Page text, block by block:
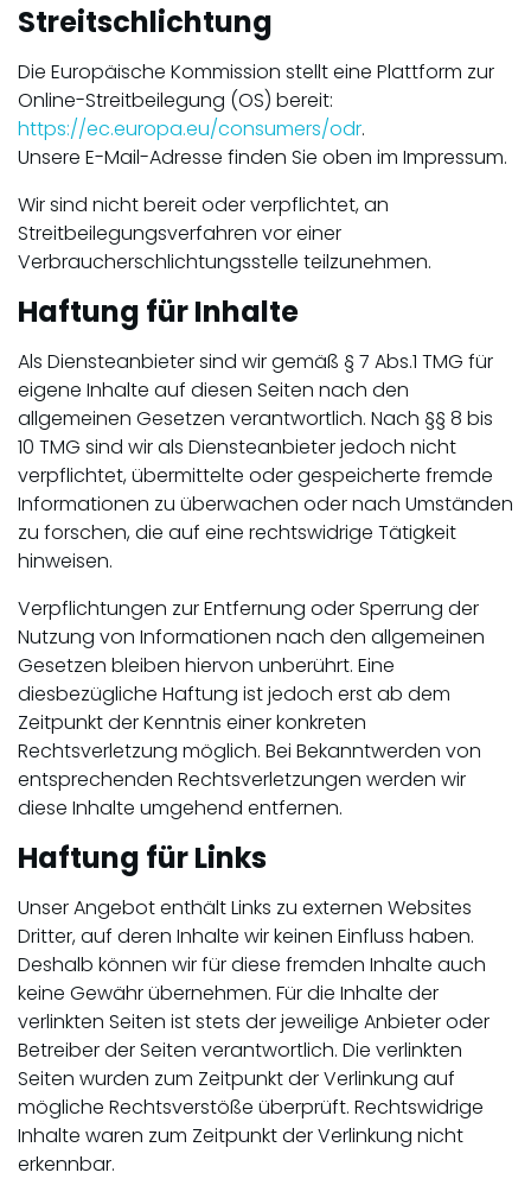
Streitschlichtung
Die Europäische Kommission stellt eine Plattform zur
Online-Streitbeilegung (OS) bereit:
https://ec.europa.eu/consumers/odr.
Unsere E-Mail-Adresse finden Sie oben im Impressum.
Wir sind nicht bereit oder verpflichtet, an
Streitbeilegungsverfahren vor einer
Verbraucherschlichtungsstelle teilzunehmen.
Haftung für Inhalte
Als Diensteanbieter sind wir gemäß § 7 Abs.1 TMG für
eigene Inhalte auf diesen Seiten nach den
allgemeinen Gesetzen verantwortlich. Nach §§ 8 bis
10 TMG sind wir als Diensteanbieter jedoch nicht
verpflichtet, übermittelte oder gespeicherte fremde
Informationen zu überwachen oder nach Umständen
zu forschen, die auf eine rechtswidrige Tätigkeit
hinweisen.
Verpflichtungen zur Entfernung oder Sperrung der
Nutzung von Informationen nach den allgemeinen
Gesetzen bleiben hiervon unberührt. Eine
diesbezügliche Haftung ist jedoch erst ab dem
Zeitpunkt der Kenntnis einer konkreten
Rechtsverletzung möglich. Bei Bekanntwerden von
entsprechenden Rechtsverletzungen werden wir
diese Inhalte umgehend entfernen.
Haftung für Links
Unser Angebot enthält Links zu externen Websites
Dritter, auf deren Inhalte wir keinen Einfluss haben.
Deshalb können wir für diese fremden Inhalte auch
keine Gewähr übernehmen. Für die Inhalte der
verlinkten Seiten ist stets der jeweilige Anbieter oder
Betreiber der Seiten verantwortlich. Die verlinkten
Seiten wurden zum Zeitpunkt der Verlinkung auf
mögliche Rechtsverstöße überprüft. Rechtswidrige
Inhalte waren zum Zeitpunkt der Verlinkung nicht
erkennbar.